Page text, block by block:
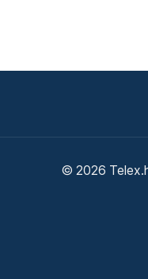
© 2026